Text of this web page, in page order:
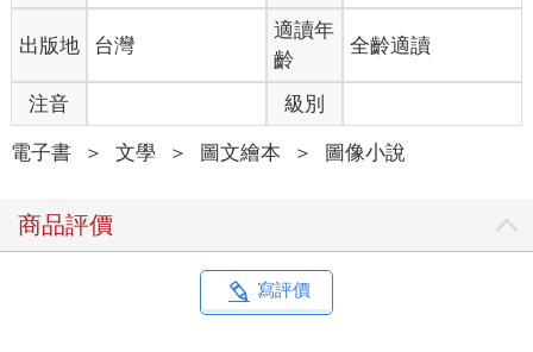
出版地 台灣
適讀年
齡
全齡適讀
注音 級別
電子書 ＞ 文學 ＞ 圖文繪本 ＞ 圖像小說
商品評價
寫評價